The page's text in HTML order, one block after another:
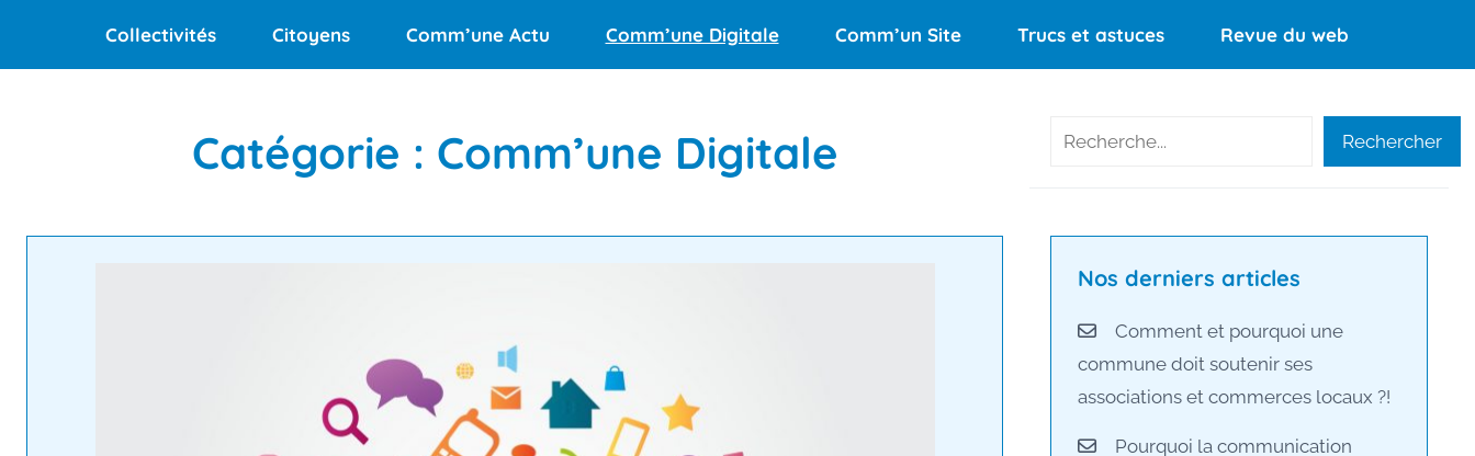
Blog
Digitale
Le
des
Collectivités Citoyens Comm’une Actu Comm’une Digitale Comm’un Site Trucs et astuces Revue du web
Catégorie : Comm’une Digitale Rechercher Rechercher
Nos derniers articles
Comment et pourquoi une
commune doit soutenir ses
associations et commerces locaux ?!
Pourquoi la communication